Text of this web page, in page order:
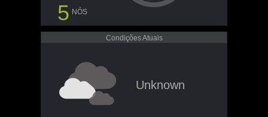
5 NÓS
Condições Atuais
Unknown